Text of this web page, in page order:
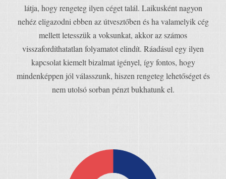
látja, hogy rengeteg ilyen céget talál. Laikusként nagyon
nehéz eligazodni ebben az útvesztőben és ha valamelyik cég
mellett letesszük a voksunkat, akkor az számos
visszafordíthatatlan folyamatot elindít. Ráadásul egy ilyen
kapcsolat kiemelt bizalmat igényel, így fontos, hogy
mindenképpen jól válasszunk, hiszen rengeteg lehetőséget és
nem utolsó sorban pénzt bukhatunk el.